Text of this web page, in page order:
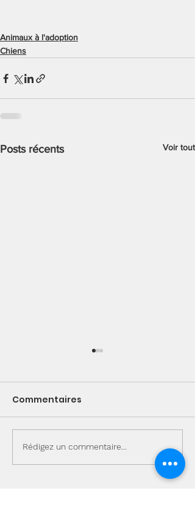
Animaux à l'adoption
Chiens
Posts récents Voir tout
🐱 Gaby
Commentaires
Rédigez un commentaire...